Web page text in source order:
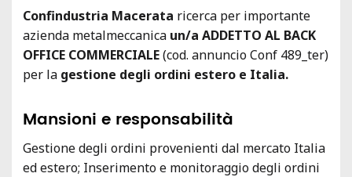
Confindustria Macerata ricerca per importante
azienda metalmeccanica un/a ADDETTO AL BACK
OFFICE COMMERCIALE(cod. annuncio Conf 489_ter)
per la gestione degli ordini estero e Italia.
Mansioni e responsabilità
Gestione degli ordini provenienti dal mercato Italia
ed estero; Inserimento e monitoraggio degli ordini